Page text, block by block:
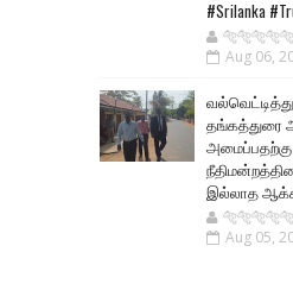
#Srilanka
Aug 06,
தங்கத்துரை
அமைப்பதற்கு
இல்லாத
Aug 05,